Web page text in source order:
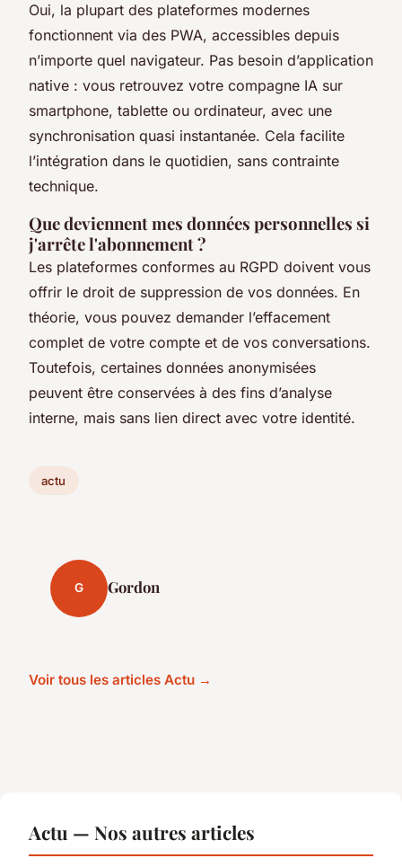
Oui, la plupart des plateformes modernes
fonctionnent via des PWA, accessibles depuis
n’importe quel navigateur. Pas besoin d’application
native : vous retrouvez votre compagne IA sur
smartphone, tablette ou ordinateur, avec une
synchronisation quasi instantanée. Cela facilite
l’intégration dans le quotidien, sans contrainte
technique.
Que deviennent mes données personnelles si
j'arrête l'abonnement ?
Les plateformes conformes au RGPD doivent vous
offrir le droit de suppression de vos données. En
théorie, vous pouvez demander l’effacement
complet de votre compte et de vos conversations.
Toutefois, certaines données anonymisées
peuvent être conservées à des fins d’analyse
interne, mais sans lien direct avec votre identité.
actu
G Gordon
Voir tous les articles Actu →
Actu — Nos autres articles